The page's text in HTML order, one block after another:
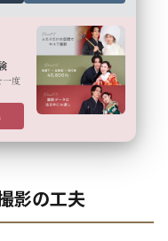
一度
影の工夫